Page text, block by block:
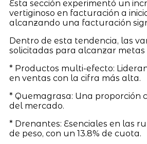
Esta sección experimentó un
vertiginoso en facturación a
alcanzando una facturación
Dentro de esta tendencia, las
solicitadas para alcanzar metas
* Productos multi-efecto:
en ventas con la cifra más alta.
* Quemagrasa: Una proporción
del mercado.
* Drenantes: Esenciales en las
de peso, con un 13.8% de cuota.